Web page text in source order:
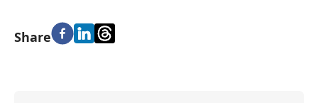
Share